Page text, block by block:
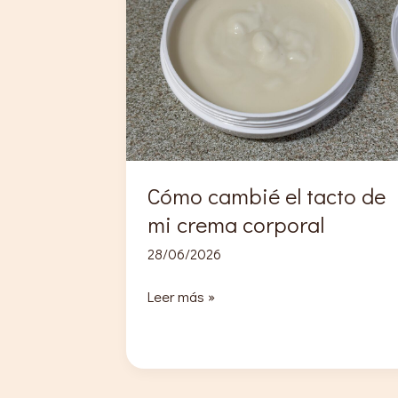
Cómo cambié el tacto de
mi crema corporal
28/06/2026
Cómo
tacto
Leer más »